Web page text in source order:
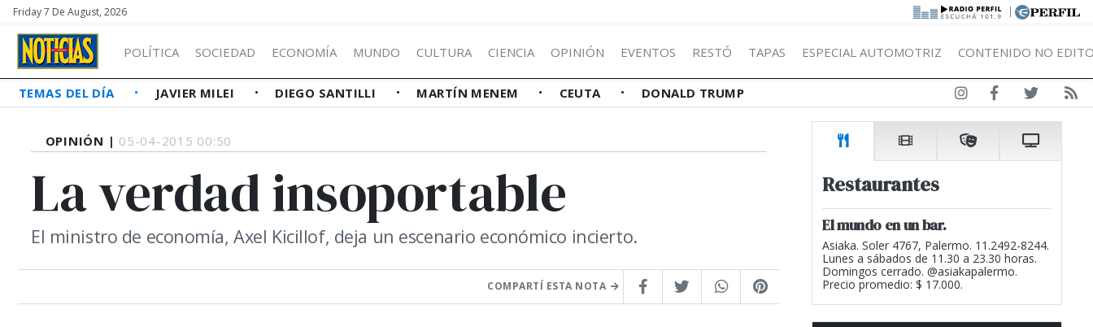
Friday 7 De August, 2026 |
POLÍTICA SOCIEDAD ECONOMÍA MUNDO CULTURA CIENCIA OPINIÓN EVENTOS RESTÓ TAPAS ESPECIAL AUTOMOTRIZ CONTENIDO NO
TEMAS DEL DÍA JAVIER MILEI DIEGO SANTILLI MARTÍN MENEM CEUTA DONALD TRUMP
OPINIÓN | 05-04-2015 00:50
La verdad insoportable
El ministro de economía, Axel Kicillof, deja un escenario económico incierto.
COMPARTÍ ESTA NOTA
Restaurantes
El mundo en un bar.
Asiaka. Soler 4767, Palermo. 11.2492-8244.
Lunes a sábados de 11.30 a 23.30 horas.
Domingos cerrado. @asiakapalermo.
Precio promedio: $ 17.000.